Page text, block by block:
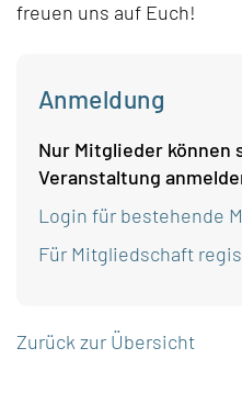
freuen uns auf Euch!
Anmeldung
Nur Mitglieder können
Veranstaltung
Login für bestehende
Für Mitgliedschaft
Zurück zur Übersicht